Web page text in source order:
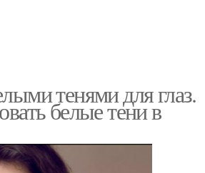
тенями для глаз.
белые тени в